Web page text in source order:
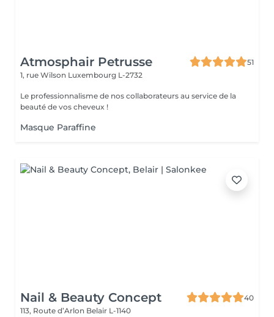
Atmosphair Petrusse
51
1, rue Wilson Luxembourg L-2732
Le professionnalisme de nos collaborateurs au service de la
beauté de vos cheveux !
Masque Paraffine
Nail & Beauty Concept
40
113, Route d’Arlon Belair L-1140